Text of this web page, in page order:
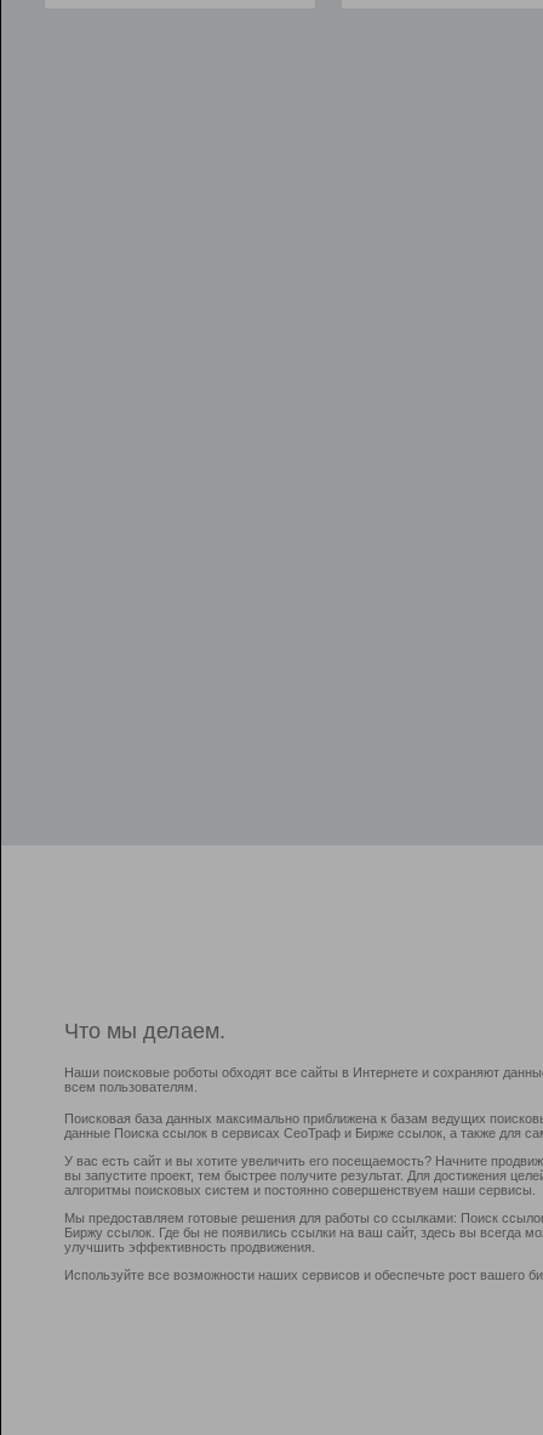
Что мы делаем.
Наши поисковые роботы обходят все сайты в Интернете и сохраняют
всем пользователям.
Поисковая база данных максимально приближена к базам ведущих
данные Поиска ссылок в сервисах СеоТраф и Бирже ссылок, а также для
У вас есть сайт и вы хотите увеличить его посещаемость? Начните
вы запустите проект, тем быстрее получите результат. Для достижения
алгоритмы поисковых систем и постоянно совершенствуем наши сервисы.
Мы предоставляем готовые решения для работы со ссылками: Поиск
Биржу ссылок. Где бы не появились ссылки на ваш сайт, здесь вы всегда
улучшить эффективность продвижения.
Используйте все возможности наших сервисов и обеспечьте рост вашего